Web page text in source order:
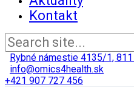
Kontakt
Rybné námestie 4135/1,
info@omics4health.sk
+421 907 727 456